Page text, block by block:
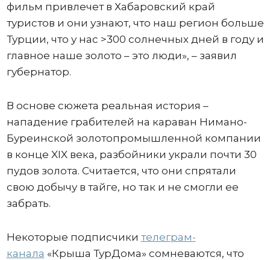
фильм привлечет в Хабаровский край
туристов и они узнают, что наш регион больше
Турции, что у нас >300 солнечных дней в году и
главное наше золото – это люди», – заявил
губернатор.
В основе сюжета реальная история –
нападение грабителей на караван Нимано-
Буреинской золотопромышленной компании
в конце XIX века, разбойники украли почти 30
пудов золота. Считается, что они спрятали
свою добычу в тайге, но так и не смогли ее
забрать.
Некоторые подписчики телеграм-
канала «Крыша ТурДома» сомневаются, что